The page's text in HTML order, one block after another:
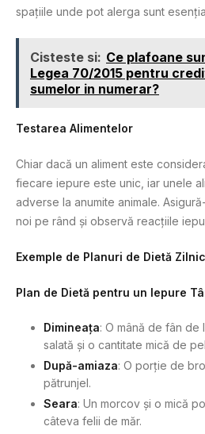
spațiile unde pot alerga sunt
Cisteste si: Ce plafoane
Legea 70/2015 pentru
sumelor in numerar?
Testarea Alimentelor
Chiar dacă un aliment este
fiecare iepure este unic, iar unele
adverse la anumite animale.
noi pe rând și observă reacțiile
Exemple de Planuri de Dietă
Plan de Dietă pentru un Iepure
Dimineața: O mână de fân
salată și o cantitate mică de
După-amiaza: O porție de
pătrunjel.
Seara: Un morcov și o mică
câteva felii de măr.